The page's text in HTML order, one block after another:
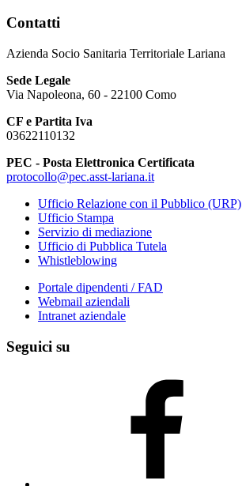
Contatti
Azienda Socio Sanitaria Territoriale Lariana
Sede Legale
Via Napoleona, 60 - 22100 Como
CF e Partita Iva
03622110132
PEC - Posta Elettronica Certificata
protocollo@pec.asst-lariana.it
Ufficio Relazione con il Pubblico (URP)
Ufficio Stampa
Servizio di mediazione
Ufficio di Pubblica Tutela
Whistleblowing
Portale dipendenti / FAD
Webmail aziendali
Intranet aziendale
Seguici su